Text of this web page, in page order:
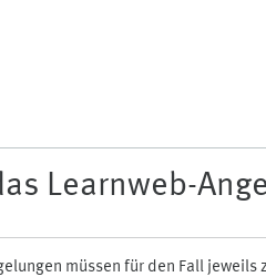
Learnweb-
müssen für den Fall